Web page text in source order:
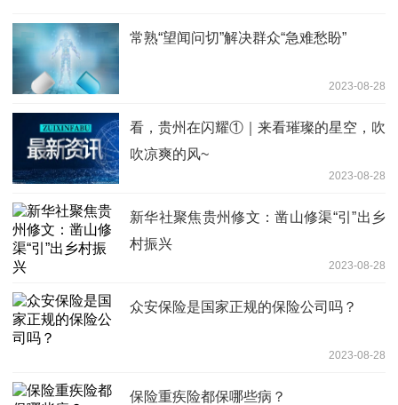
常熟“望闻问切”解决群众“急难愁盼”
2023-08-28
看，贵州在闪耀①｜来看璀璨的星空，吹
吹凉爽的风~
2023-08-28
新华社聚焦贵州修文：凿山修渠“引”出乡
村振兴
2023-08-28
众安保险是国家正规的保险公司吗？
2023-08-28
保险重疾险都保哪些病？